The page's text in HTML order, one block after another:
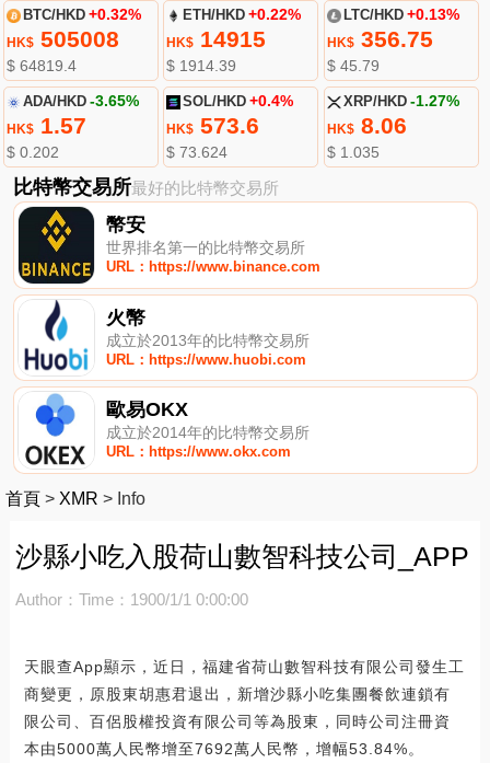
BTC/HKD +0.32%
HK$505008
$ 64819.4
ETH/HKD +0.22%
HK$ 14915
$ 1914.39
LTC/HKD +0.13%
HK$356.75
$ 45.79
ADA/HKD -3.65%
HK$1.57
$ 0.202
SOL/HKD +0.4%
HK$ 573.6
$ 73.624
XRP/HKD -1.27%
HK$8.06
$ 1.035
比特幣交易所最好的比特幣交易所
幣安
世界排名第一的比特幣交易所
URL：https://www.binance.com
火幣
成立於2013年的比特幣交易所
URL：https://www.huobi.com
歐易OKX
成立於2014年的比特幣交易所
URL：https://www.okx.com
首頁 > XMR > Info
沙縣小吃入股荷山數智科技公司_APP
Author： Time：1900/1/1 0:00:00
天眼查App顯示，近日，福建省荷山數智科技有限公司發生工
商變更，原股東胡惠君退出，新增沙縣小吃集團餐飲連鎖有
限公司、百侶股權投資有限公司等為股東，同時公司注冊資
本由5000萬人民幣增至7692萬人民幣，增幅53.84%。